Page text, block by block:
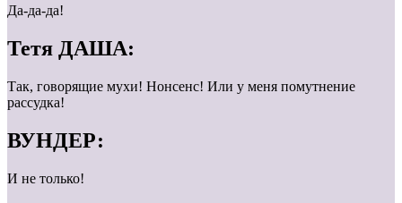
Да-да-да!
Тетя ДАША:
Так, говорящие мухи! Нонсенс! Или у меня помутнение
рассудка!
ВУНДЕР:
И не только!